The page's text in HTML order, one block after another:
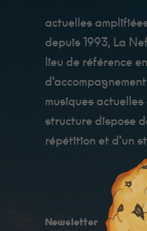
actuelles
depuis 1993, La
lieu de référence
musiques actuelles
structure dispose
répétition et d’un
Newsletter